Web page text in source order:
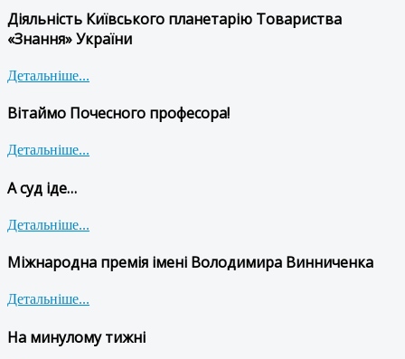
Діяльність Київського планетарію Товариства
«Знання» України
Детальніше...
Вітаймо Почесного професора!
Детальніше...
А суд іде…
Детальніше...
Міжнародна премія імені Володимира Винниченка
Детальніше...
На минулому тижні